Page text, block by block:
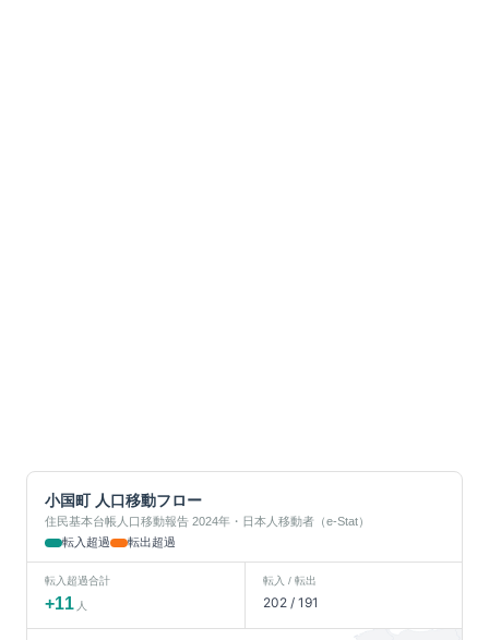
小国町人口移動フロー
住民基本台帳人口移動報告 2024年・日本人移動者（e-Stat）
転入超過
転出超過
転入超過合計
+11 人
転入 / 転出
202/ 191